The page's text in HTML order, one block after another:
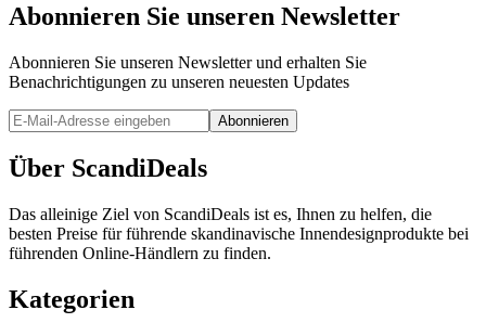
Abonnieren Sie unseren Newsletter
Abonnieren Sie unseren Newsletter und erhalten Sie
Benachrichtigungen zu unseren neuesten Updates
Abonnieren
Über ScandiDeals
Das alleinige Ziel von ScandiDeals ist es, Ihnen zu helfen, die
besten Preise für führende skandinavische Innendesignprodukte bei
führenden Online-Händlern zu finden.
Kategorien